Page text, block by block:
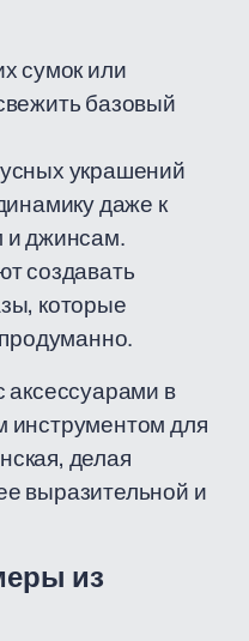
сумок или
базовый
украшений
даже к
и джинсам.
создавать
которые
в
инструментом для
делая
выразительной и
из